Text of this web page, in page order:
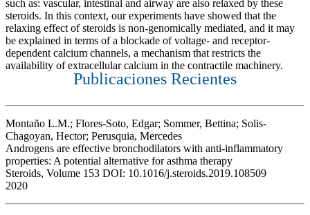
such as: vascular, intestinal and airway are also relaxed by these
steroids. In this context, our experiments have showed that the
relaxing effect of steroids is non-genomically mediated, and it may
be explained in terms of a blockade of voltage- and receptor-
dependent calcium channels, a mechanism that restricts the
availability of extracellular calcium in the contractile machinery.
Publicaciones Recientes
Montaño L.M.; Flores-Soto, Edgar; Sommer, Bettina; Solis-
Chagoyan, Hector; Perusquia, Mercedes
Androgens are effective bronchodilators with anti-inflammatory
properties: A potential alternative for asthma therapy
Steroids, Volume 153 DOI: 10.1016/j.steroids.2019.108509
2020